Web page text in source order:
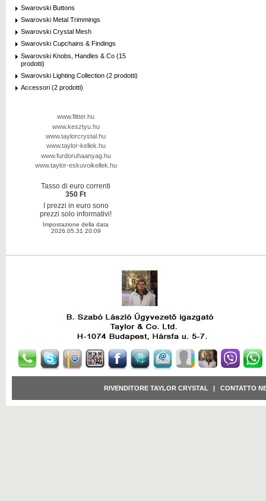
Swarovski Buttons
Swarovski Metal Trimmings
Swarovski Crystal Mesh
Swarovski Cupchains & Findings
Swarovski Knobs, Handles & Co (15
prodotti)
Swarovski Lighting Collection (2 prodotti)
Accessori (2 prodotti)
www.flitter.hu
www.kesztyu.hu
www.taylorcrystal.hu
www.taylor-kellek.hu
www.furdoruhaanyag.hu
www.taylor-eskuvoikellek.hu
Tasso di euro correnti
350 Ft
I prezzi in euro sono
prezzi solo informativi!
Impostazione della data
2026.05.31 20:09
RIVENDITORE TAYLOR CRYSTAL CONTATTO